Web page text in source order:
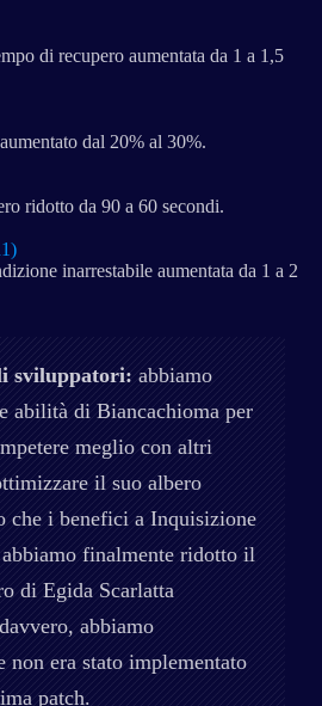
di recupero aumentata da 1 a 1,5
dal 20% al 30%.
ridotto da 90 a 60 secondi.
inarrestabile aumentata da 1 a 2
sviluppatori: abbiamo
abilità di Biancachioma per
meglio con altri
il suo albero
che i benefici a Inquisizione
finalmente ridotto il
di Egida Scarlatta
abbiamo
non era stato implementato
patch.